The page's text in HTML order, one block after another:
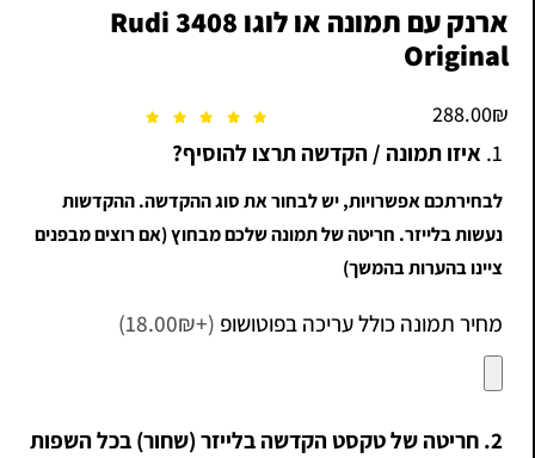
ארנק עם תמונה או לוגו 3408 Rudi
Original
288.00₪
1. איזו תמונה / הקדשה תרצו להוסיף?
לבחירתכם אפשרויות, יש לבחור את סוג ההקדשה. ההקדשות
נעשות בלייזר. חריטה של תמונה שלכם מבחוץ (אם רוצים מבפנים
ציינו בהערות בהמשך)
מחיר תמונה כולל עריכה בפוטושופ (+18.00₪)
2. חריטה של טקסט הקדשה בלייזר (שחור) בכל השפות